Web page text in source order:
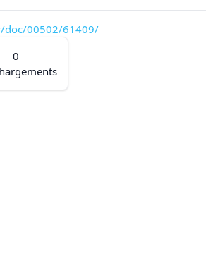
doc/00502/61409/
0